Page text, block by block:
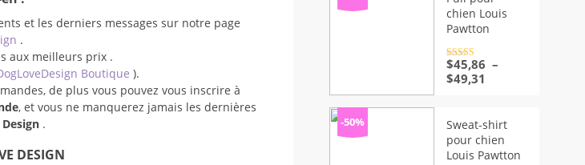
et les derniers messages sur notre page
.
aux meilleurs prix .
Boutique).
de plus vous pouvez vous inscrire à
, et vous ne manquerez jamais les dernières
.
DESIGN
à
$35,52
chien Louis
Pawtton
Note4.5
sur 5
$45,86 –
$49,31
$45,86
à
$49,31
-50%
Sweat-shirt
pour chien
Louis Pawtton